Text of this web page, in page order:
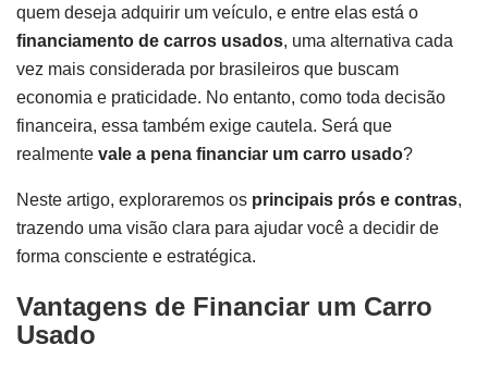
quem deseja adquirir um veículo, e entre elas está o
financiamento de carros usados, uma alternativa cada
vez mais considerada por brasileiros que buscam
economia e praticidade. No entanto, como toda decisão
financeira, essa também exige cautela. Será que
realmente vale a pena financiar um carro usado?
Neste artigo, exploraremos os principais prós e contras,
trazendo uma visão clara para ajudar você a decidir de
forma consciente e estratégica.
Vantagens de Financiar um Carro
Usado